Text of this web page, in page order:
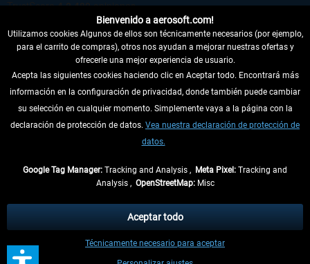
DESISTIR DEL CONTRATO
INFORMACIÓN
tasas de recepción si no se describe lo contrario
** De aplicación a envíos dentro de Alemania. Los plazos de envío para los
demás países se pueden consultar en lainformación de envío
Bienvenido a aerosoft.com!
Utilizamos cookies Algunos de ellos son técnicamente necesarios (por ejemplo,
para el carrito de compras), otros nos ayudan a mejorar nuestras ofertas y
ofrecerle una mejor experiencia de usuario.
Acepta las siguientes cookies haciendo clic en Aceptar todo. Encontrará más
información en la configuración de privacidad, donde también puede cambiar
su selección en cualquier momento. Simplemente vaya a la página con la
declaración de protección de datos. Vea nuestra declaración de protección de
datos.
Google Tag Manager: Tracking and Analysis , Meta Pixel: Tracking and
Analysis , OpenStreetMap:Misc
Técnicamente necesario para aceptar
Aceptar todo